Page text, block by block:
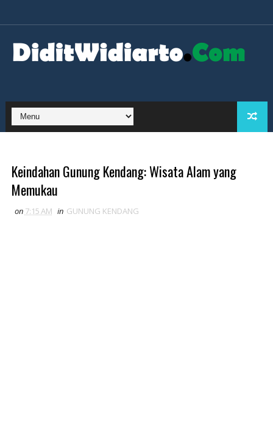
Keindahan Gunung Kendang: Wisata Alam yang
Memukau
on 7:15 AM in GUNUNG KENDANG